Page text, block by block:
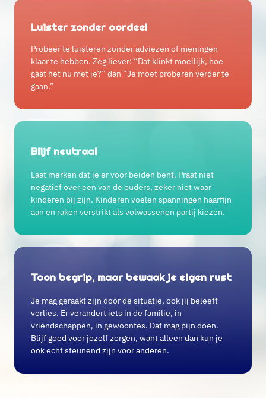
Luister zonder oordeel
Probeer te luisteren zonder adviezen of meningen
klaar te hebben. Zeg liever: “Dat klinkt moeilijk, hoe
gaat het nu met je?” dan “Je moet proberen verder te
gaan.”
Blijf neutraal
Laat merken dat je er voor beiden bent. Praat niet
negatief over een van de ouders, zeker niet waar
kinderen bij zijn. Kinderen voelen spanningen haarfijn
aan en raken verstrikt als volwassenen partij kiezen.
Toon begrip, maar bewaak je eigen rust
Je mag geraakt zijn door de situatie, ook jij beleeft
verlies. Er verandert iets in de familie, in
vriendschappen, in gewoontes. Dat mag pijn doen.
Blijf goed voor jezelf zorgen, want alleen dan kun je
ook echt steunend zijn voor anderen.